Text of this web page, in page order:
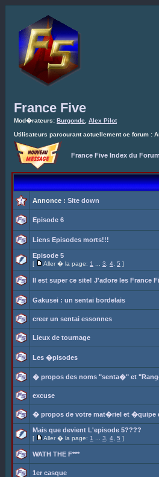
France Five
Mod�rateurs: Burgonde Alex Pilot
Utilisateurs parcourant actuellement ce forum :
France Five Index du Forum
Annonce : Site down
Episode 6
Liens Episodes morts!!!
Episode 5
[ Aller � la page: 1 3 4 5 ]
Il est super ce site! J'adore les France
Gakusei : un sentai bordelais
creer un sentai essonnes
Lieux de tournage
Les �pisodes
� propos des noms "senta�" et
excuse
� propos de votre mat�riel et �quipe
Mais que devient L'episode 5????
[ Aller � la page: 1 3 4 5 ]
WATH THE F***
1er casque